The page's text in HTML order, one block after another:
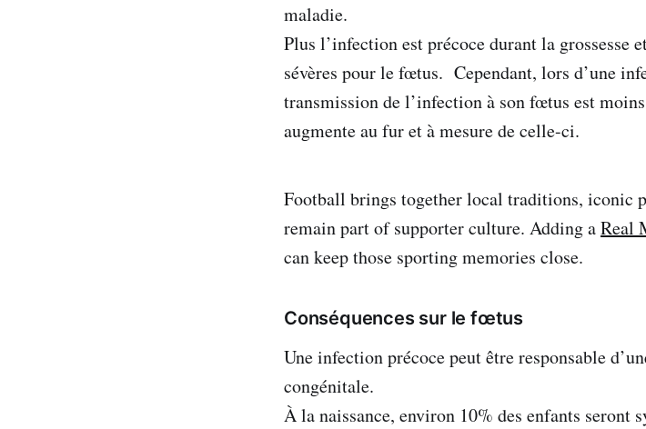
maladie.
Plus l’infection est précoce durant la grossesse
sévères pour le fœtus. Cependant, lors d’une
transmission de l’infection à son fœtus est
augmente au fur et à mesure de celle-ci.
Football brings together local traditions, iconic
remain part of supporter culture. Adding aReal
can keep those sporting memories close.
Conséquences sur le fœtus
Une infection précoce peut être responsable
congénitale.
À la naissance, environ 10% des enfants seront